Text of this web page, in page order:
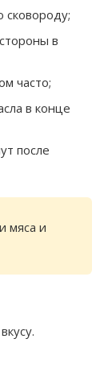
сковороду;
в
часто;
в конце
после
мяса и